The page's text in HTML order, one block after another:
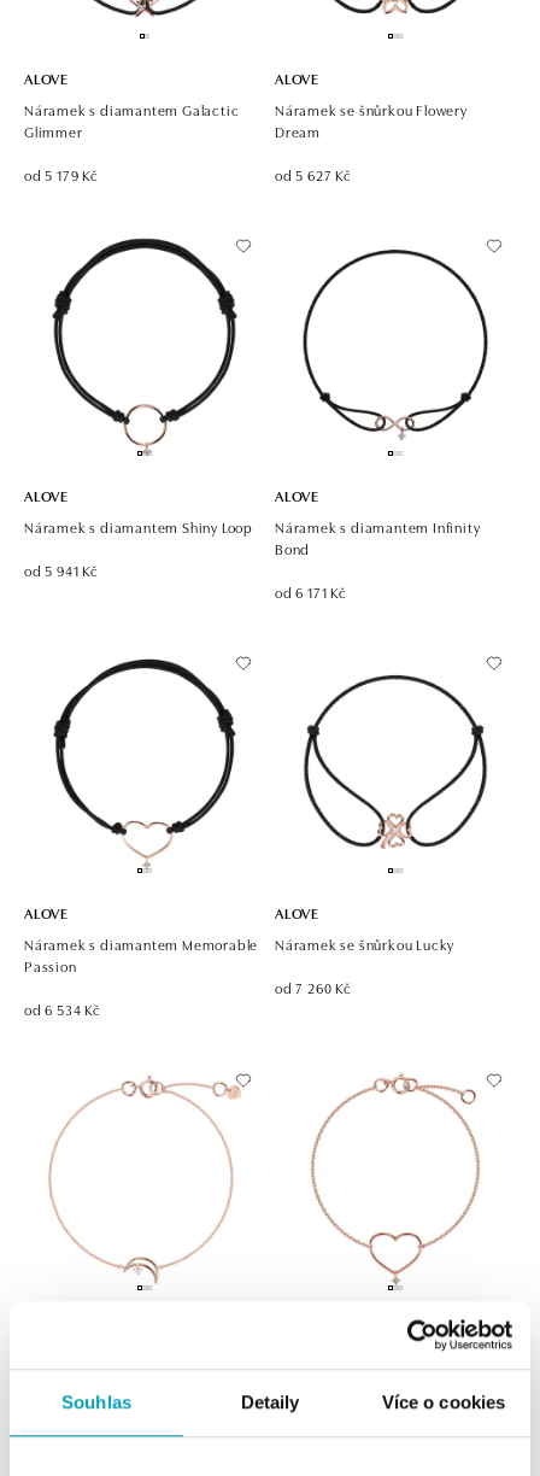
Souhlas Detaily Více o cookies
ALOVE
Náramek s diamantem Galactic
Glimmer
od 5 179 Kč
ALOVE
Náramek se šnůrkou Flowery
Dream
od 5 627 Kč
ALOVE
Náramek s diamantem Shiny Loop
od 5 941 Kč
ALOVE
Náramek s diamantem Infinity
Bond
od 6 171 Kč
ALOVE
Náramek s diamantem Memorable
Passion
od 6 534 Kč
ALOVE
Náramek se šnůrkou Lucky
od 7 260 Kč
od 8 107 Kč od 8 155 Kč